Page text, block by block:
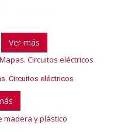
Ver más
Circuitos eléctricos